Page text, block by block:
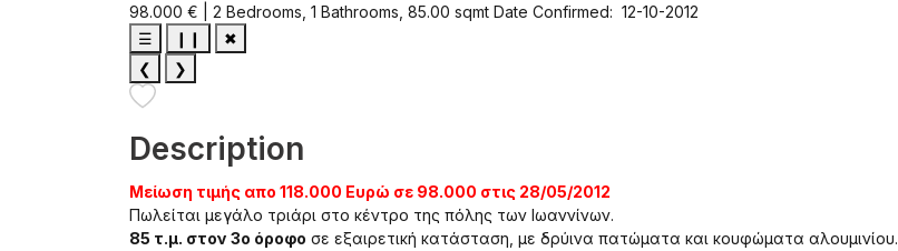
98.000 € | 2 Bedrooms, 1 Bathrooms, 85.00 sqmt Date Confirmed: 12-10-2012
☰ ❙❙
✖
❮
❯
Description
Μείωση τιμής απο 118.000 Ευρώ σε 98.000 στις 28/05/2012
Πωλείται μεγάλο τριάρι στο κέντρο της πόλης των Ιωαννίνων.
85 τ.μ. στον 3ο όροφο σε εξαιρετική κατάσταση, με δρύινα πατώματα και κουφώματα αλουμινίου.